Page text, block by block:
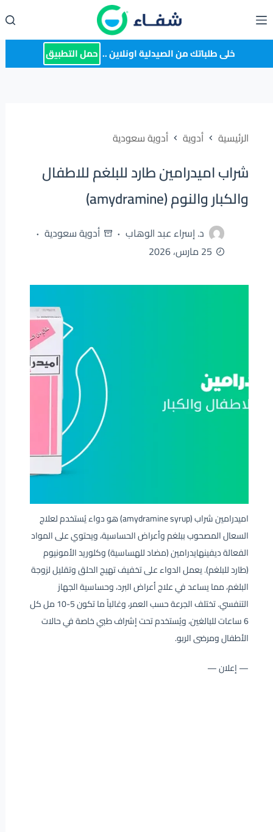
إلى
المحتوى خلى طلباتك من الصيدلية اونلاين .. حمل التطبيق
الرئيسية أدوية أدوية سعودية
شراب اميدرامين طارد للبلغم للاطفال
والكبار والنوم (amydramine)
د. إسراء عبد الوهاب
أدوية سعودية
25 مارس، 2026
اميدرامين شراب (amydramine syrup) هو دواء يُستخدم لعلاج
السعال المصحوب ببلغم وأعراض الحساسية، ويحتوي على المواد
الفعالة ديفينهايدرامين (مضاد للهساسية) وكلوريد الأمونيوم
(طارد للبلغم). يعمل الدواء على تخفيف تهيج الحلق وتقليل لزوجة
البلغم، مما يساعد في علاج أعراض البرد، وحساسية الجهاز
التنفسي. تختلف الجرعة حسب العمر، وغالباً ما تكون 5-10 مل كل
6 ساعات للبالغين، ويُستخدم تحت إشراف طبي خاصة في حالات
الأطفال ومرضى الربو.
— إعلان —